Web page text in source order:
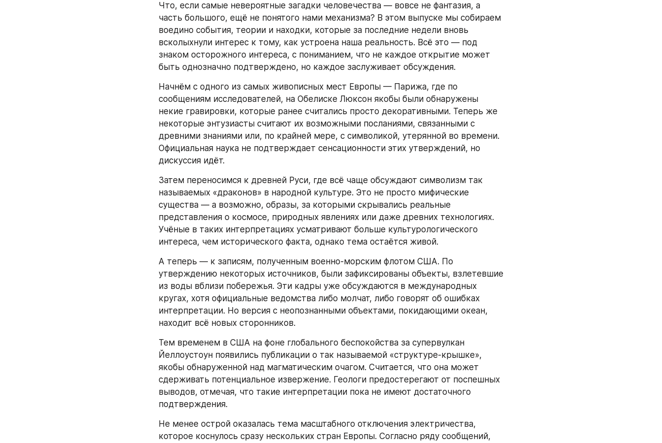
Что, если самые невероятные загадки человечества — вовсе не фантазия, а
часть большого, ещё не понятого нами механизма? В этом выпуске мы собираем
воедино события, теории и находки, которые за последние недели вновь
всколыхнули интерес к тому, как устроена наша реальность. Всё это — под
знаком осторожного интереса, с пониманием, что не каждое открытие может
быть однозначно подтверждено, но каждое заслуживает обсуждения.
Начнём с одного из самых живописных мест Европы — Парижа, где по
сообщениям исследователей, на Обелиске Люксон якобы были обнаружены
некие гравировки, которые ранее считались просто декоративными. Теперь же
некоторые энтузиасты считают их возможными посланиями, связанными с
древними знаниями или, по крайней мере, с символикой, утерянной во времени.
Официальная наука не подтверждает сенсационности этих утверждений, но
дискуссия идёт.
Затем переносимся к древней Руси, где всё чаще обсуждают символизм так
называемых «драконов» в народной культуре. Это не просто мифические
существа — а возможно, образы, за которыми скрывались реальные
представления о космосе, природных явлениях или даже древних технологиях.
Учёные в таких интерпретациях усматривают больше культурологического
интереса, чем исторического факта, однако тема остаётся живой.
А теперь — к записям, полученным военно-морским флотом США. По
утверждению некоторых источников, были зафиксированы объекты, взлетевшие
из воды вблизи побережья. Эти кадры уже обсуждаются в международных
кругах, хотя официальные ведомства либо молчат, либо говорят об ошибках
интерпретации. Но версия с неопознанными объектами, покидающими океан,
находит всё новых сторонников.
Тем временем в США на фоне глобального беспокойства за супервулкан
Йеллоустоун появились публикации о так называемой «структуре-крышке»,
якобы обнаруженной над магматическим очагом. Считается, что она может
сдерживать потенциальное извержение. Геологи предостерегают от поспешных
выводов, отмечая, что такие интерпретации пока не имеют достаточного
подтверждения.
Не менее острой оказалась тема масштабного отключения электричества,
которое коснулось сразу нескольких стран Европы. Согласно ряду сообщений,